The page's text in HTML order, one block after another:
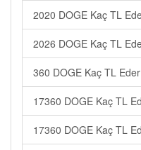
2020 DOGE Kaç TL
2026 DOGE Kaç TL
360 DOGE Kaç TL Eder
17360 DOGE Kaç TL
17360 DOGE Kaç TL